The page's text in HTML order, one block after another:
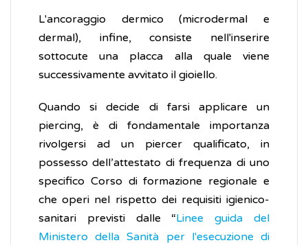
L'ancoraggio dermico (microdermal e
dermal), infine, consiste nell'inserire
sottocute una placca alla quale viene
successivamente avvitato il gioiello.
Quando si decide di farsi applicare un
piercing, è di fondamentale importanza
rivolgersi ad un piercer qualificato, in
possesso dell’attestato di frequenza di uno
specifico Corso di formazione regionale e
che operi nel rispetto dei requisiti igienico-
sanitari previsti dalle “Linee guida del
Ministero della Sanità per l'esecuzione di